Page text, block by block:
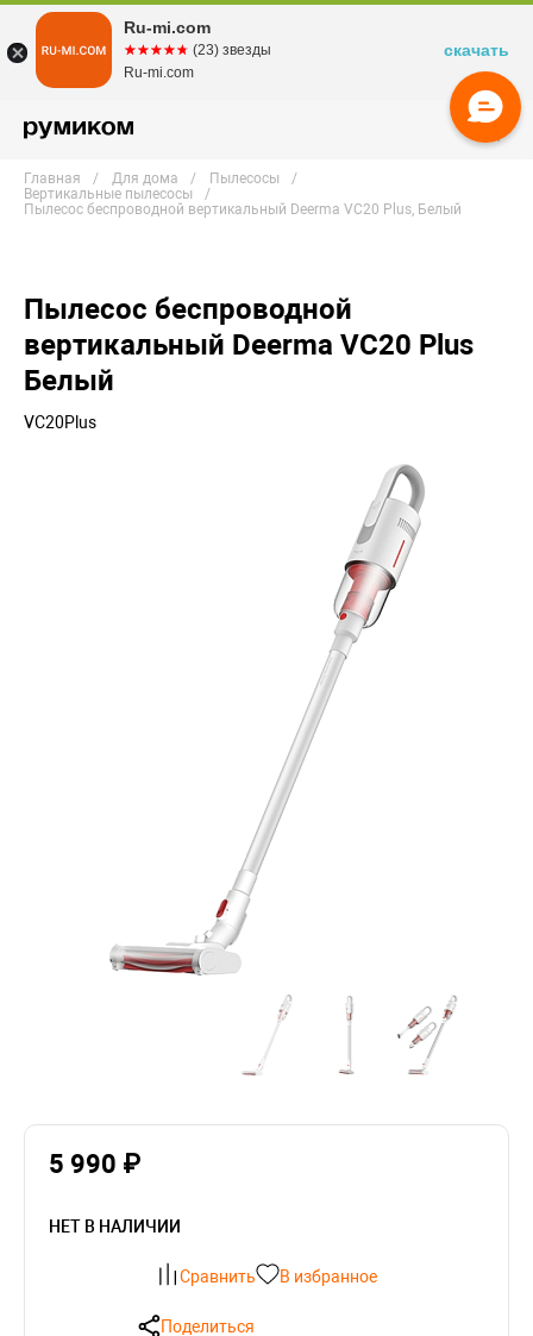
Главная Для дома
Пылесосы
Вертикальные пылесосы
Пылесос беспроводной вертикальный Deerma VC20 Plus, Белый
Пылесос беспроводной
вертикальный Deerma VC20 Plus
Белый
VC20Plus
5 990 ₽
НЕТ В НАЛИЧИИ
Сравнить В избранное
Поделиться
Ru-mi.com
☆☆☆☆☆
★★★★★ (23) звезды
Ru-mi.com
скачать